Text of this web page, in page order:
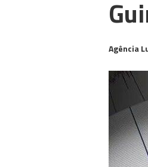
Agência